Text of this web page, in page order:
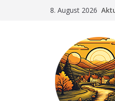
8. August 2026